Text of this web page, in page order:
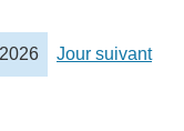
Jour suivant